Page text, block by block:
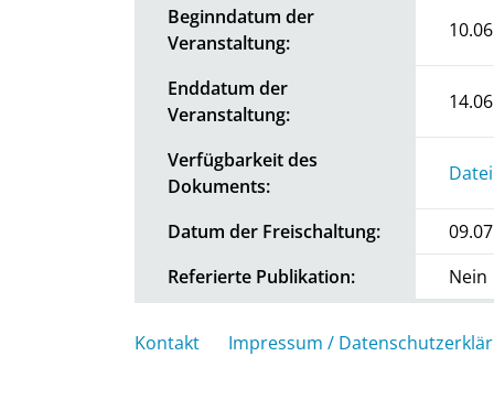
Beginndatum der
Veranstaltung:
Enddatum der
Veranstaltung:
Verfügbarkeit des
Dokuments:
Datum der Freischaltung:
Referierte Publikation:
Nein
Kontakt Impressum /